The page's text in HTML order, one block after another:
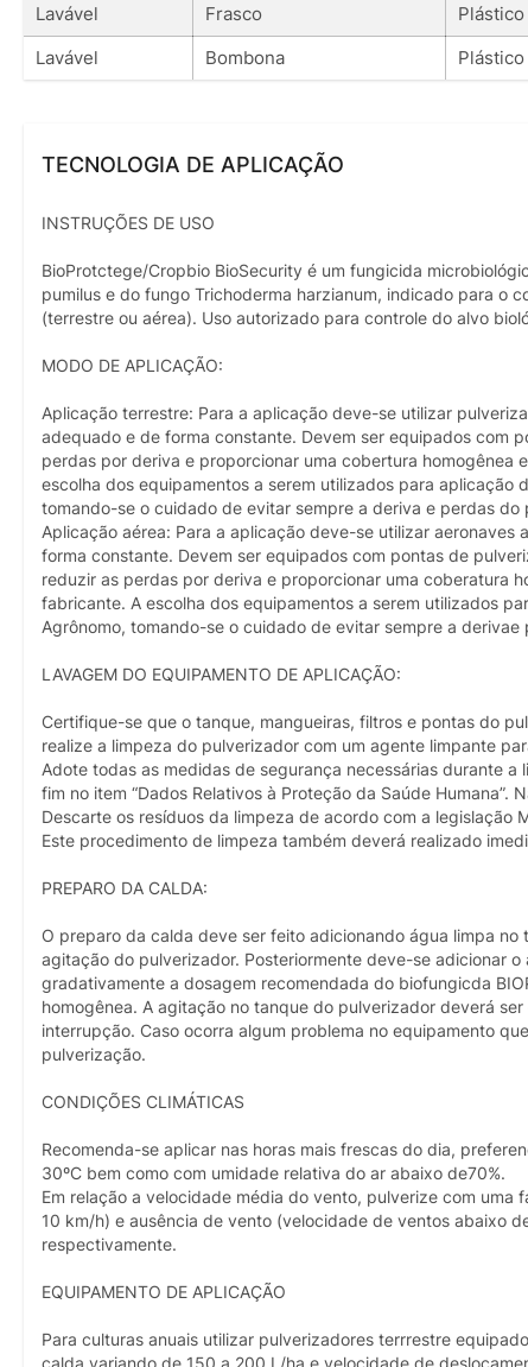
Lavável Frasco Plástico
Lavável
Bombona Plástico
TECNOLOGIA DE APLICAÇÃO
INSTRUÇÕES DE USO
BioProtctege/Cropbio BioSecurity é um fungicida
pumilus e do fungo Trichoderma harzianum, indicado para o
(terrestre ou aérea). Uso autorizado para controle do alvo
MODO DE APLICAÇÃO:
Aplicação terrestre: Para a aplicação deve-se utilizar
adequado e de forma constante. Devem ser equipados com
perdas por deriva e proporcionar uma cobertura
escolha dos equipamentos a serem utilizados para
tomando-se o cuidado de evitar sempre a deriva e perdas
Aplicação aérea: Para a aplicação deve-se utilizar
forma constante. Devem ser equipados com pontas de
reduzir as perdas por deriva e proporcionar uma coberatura
fabricante. A escolha dos equipamentos a serem utilizados
Agrônomo, tomando-se o cuidado de evitar sempre a
LAVAGEM DO EQUIPAMENTO DE APLICAÇÃO:
Certifique-se que o tanque, mangueiras, filtros e pontas do
realize a limpeza do pulverizador com um agente limpante
Adote todas as medidas de segurança necessárias durante
fim no item “Dados Relativos à Proteção da Saúde
Descarte os resíduos da limpeza de acordo com a legislação
Este procedimento de limpeza também deverá realizado
PREPARO DA CALDA:
O preparo da calda deve ser feito adicionando água limpa
agitação do pulverizador. Posteriormente deve-se adicionar
gradativamente a dosagem recomendada do biofungicda
homogênea. A agitação no tanque do pulverizador deverá
interrupção. Caso ocorra algum problema no equipamento
pulverização.
CONDIÇÕES CLIMÁTICAS
Recomenda-se aplicar nas horas mais frescas do dia,
30ºC bem como com umidade relativa do ar abaixo de70%.
Em relação a velocidade média do vento, pulverize com
10 km/h) e ausência de vento (velocidade de ventos abaixo
respectivamente.
EQUIPAMENTO DE APLICAÇÃO
Para culturas anuais utilizar pulverizadores terrrestre
calda variando de 150 a 200 L/ha e velocidade de